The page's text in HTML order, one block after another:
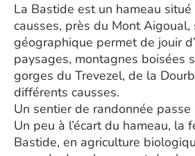
La Bastide est un hameau
causses, près du Mont Aigoual,
géographique permet de jouir
paysages, montagnes boisées
gorges du Trevezel, de la
différents causses.
Un sentier de randonnée
Un peu à l’écart du hameau, la
Bastide, en agriculture